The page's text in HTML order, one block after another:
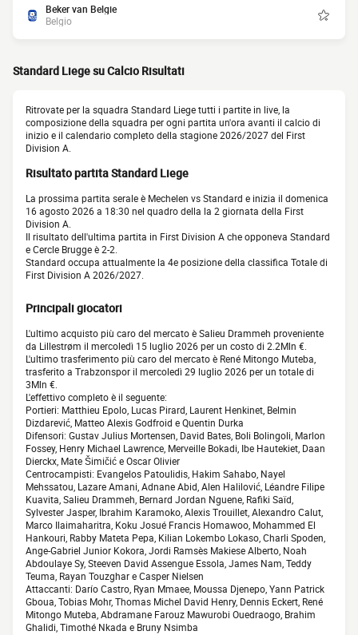
Beker van Belgie
Belgio
Standard Liege su Calcio Risultati
Ritrovate per la squadra Standard Liege tutti i partite in live, la
composizione della squadra per ogni partita un'ora avanti il calcio di
inizio e il calendario completo della stagione 2026/2027 del First
Division A.
Risultato partita Standard Liege
La prossima partita serale è Mechelen vs Standard e inizia il domenica
16 agosto 2026 a 18:30 nel quadro della la 2 giornata della First
Division A.
Il risultato dell'ultima partita in First Division A che opponeva Standard
e Cercle Brugge è 2-2.
Standard occupa attualmente la 4e posizione della classifica Totale di
First Division A 2026/2027.
Principali giocatori
L'ultimo acquisto più caro del mercato è Salieu Drammeh proveniente
da Lillestrøm il mercoledì 15 luglio 2026 per un costo di 2.2Mln €.
L'ultimo trasferimento più caro del mercato è René Mitongo Muteba,
trasferito a Trabzonspor il mercoledì 29 luglio 2026 per un totale di
3Mln €.
L'effettivo completo è il seguente:
Portieri: Matthieu Epolo, Lucas Pirard, Laurent Henkinet, Belmin
Dizdarević, Matteo Alexis Godfroid e Quentin Durka
Difensori: Gustav Julius Mortensen, David Bates, Boli Bolingoli, Marlon
Fossey, Henry Michael Lawrence, Merveille Bokadi, Ibe Hautekiet, Daan
Dierckx, Mate Šimičić e Oscar Olivier
Centrocampisti: Evangelos Patoulidis, Hakim Sahabo, Nayel
Mehssatou, Lazare Amani, Adnane Abid, Alen Halilović, Léandre Filipe
Kuavita, Salieu Drammeh, Bernard Jordan Nguene, Rafiki Saïd,
Sylvester Jasper, Ibrahim Karamoko, Alexis Trouillet, Alexandro Calut,
Marco Ilaimaharitra, Koku Josué Francis Homawoo, Mohammed El
Hankouri, Rabby Mateta Pepa, Kilian Lokembo Lokaso, Charli Spoden,
Ange-Gabriel Junior Kokora, Jordi Ramsès Makiese Alberto, Noah
Abdoulaye Sy, Steeven David Assengue Essola, James Nam, Teddy
Teuma, Rayan Touzghar e Casper Nielsen
Attaccanti: Darío Castro, Ryan Mmaee, Moussa Djenepo, Yann Patrick
Gboua, Tobias Mohr, Thomas Michel David Henry, Dennis Eckert, René
Mitongo Muteba, Abdramane Farouz Mawurobi Ouedraogo, Brahim
Ghalidi, Timothé Nkada e Bruny Nsimba